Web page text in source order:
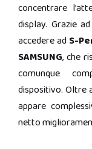
concentrare
display. Grazie
accedere ad S-
SAMSUNG, che
comunque
dispositivo. Oltre
appare
netto